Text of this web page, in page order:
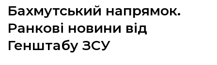
Бахмутський напрямок.
Ранкові новини від
Генштабу ЗСУ